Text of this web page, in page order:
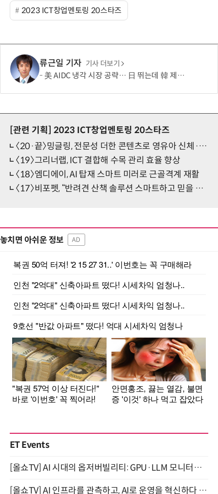
2023 ICT창업멘토링 20스타즈
류근일 기자 기사 더보기
美 AIDC 냉각 시장 공략… 日 뛰는데 韓 제자리
[관련 기획] 2023 ICT창업멘토링 20스타즈
〈20·끝〉밍글링, 전문성 더한 콘텐츠로 영유아 신체·인지 발달 촉진
〈19〉그리너랩, ICT 결합해 수목 관리 효율 향상
〈18〉엠디에이, AI 탑재 스마트 미러로 근골격계 재활
〈17〉비포펫, “반려견 산책 솔루션 스마트하고 믿을 수 있게”
놓치면 아쉬운 정보 AD
ET Events
[올쇼TV] AI 시대의 옵저버빌리티: GPU·LLM 모니터링부터 AI 기반 장애 대응까지 (8/11 생방송)
[올쇼TV] AI 인프라를 관측하고, AI로 운영을 혁신하다 (8월 11일 생방송)